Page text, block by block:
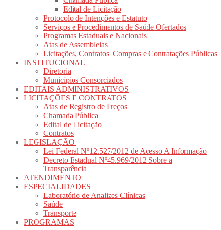
Edital de Licitação
Protocolo de Intenções e Estatuto
Serviços e Procedimentos de Saúde Ofertados
Programas Estaduais e Nacionais
Atas de Assembleias
Licitações, Contratos, Compras e Contratações Públicas
INSTITUCIONAL
Diretoria
Municípios Consorciados
EDITAIS ADMINISTRATIVOS
LICITAÇÕES E CONTRATOS
Atas de Registro de Preços
Chamada Pública
Edital de Licitação
Contratos
LEGISLAÇÃO
Lei Federal Nº12.527/2012 de Acesso A Informação
Decreto Estadual Nº45.969/2012 Sobre a
Transparência
ATENDIMENTO
ESPECIALIDADES
Laboratório de Analizes Clínicas
Saúde
Transporte
PROGRAMAS